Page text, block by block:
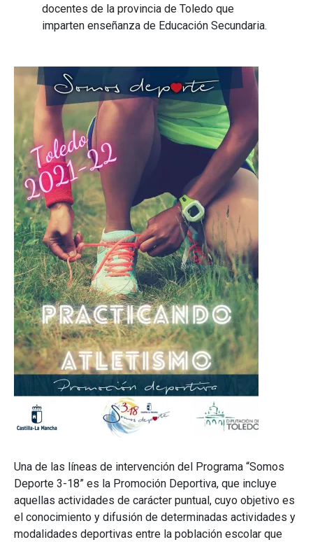
docentes de la provincia de Toledo que
imparten enseñanza de Educación Secundaria.
Una de las líneas de intervención del Programa “Somos
Deporte 3-18” es la Promoción Deportiva, que incluye
aquellas actividades de carácter puntual, cuyo objetivo es
el conocimiento y difusión de determinadas actividades y
modalidades deportivas entre la población escolar que